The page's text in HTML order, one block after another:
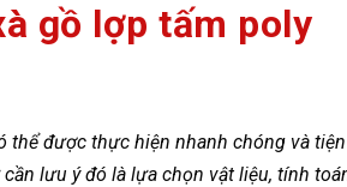
gồ lợp tấm poly
thể được thực hiện nhanh chóng và tiện
lưu ý đó là lựa chọn vật liệu, tính